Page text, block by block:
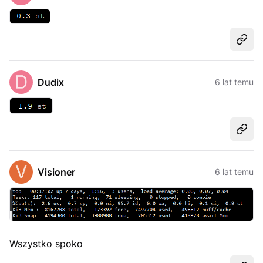
Dudix 6 lat temu
Visioner 6 lat temu
Wszystko spoko